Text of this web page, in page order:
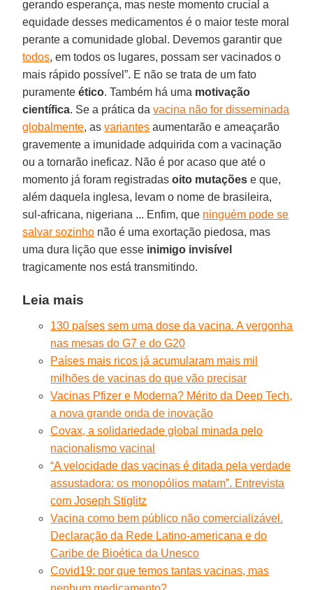
gerando esperança, mas neste momento crucial a
equidade desses medicamentos é o maior teste moral
perante a comunidade global. Devemos garantir que
todos, em todos os lugares, possam ser vacinados o
mais rápido possível”. E não se trata de um fato
puramenteético. Também há uma motivação
científica. Se a prática davacina não for disseminada
globalmente, asvariantes aumentarão e ameaçarão
gravemente a imunidade adquirida com a vacinação
ou a tornarão ineficaz. Não é por acaso que até o
momento já foram registradasoito mutações e que,
além daquela inglesa, levam o nome de brasileira,
sul-africana, nigeriana ... Enfim, que ninguém pode se
salvar sozinho não é uma exortação piedosa, mas
uma dura lição que esse inimigo invisível
tragicamente nos está transmitindo.
Leia mais
130 países sem uma dose da vacina. A vergonha
nas mesas do G7 e do G20
Países mais ricos já acumularam mais mil
milhões de vacinas do que vão precisar
Vacinas Pfizer e Moderna? Mérito da Deep Tech,
a nova grande onda de inovação
Covax, a solidariedade global minada pelo
nacionalismo vacinal
“A velocidade das vacinas é ditada pela verdade
assustadora: os monopólios matam”. Entrevista
com Joseph Stiglitz
Vacina como bem público não comercializável.
Declaração da Rede Latino-americana e do
Caribe de Bioética da Unesco
Covid19: por que temos tantas vacinas, mas